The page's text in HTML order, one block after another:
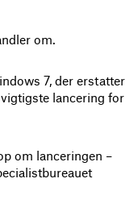
om.
7, der erstatter
lancering for
om lanceringen –